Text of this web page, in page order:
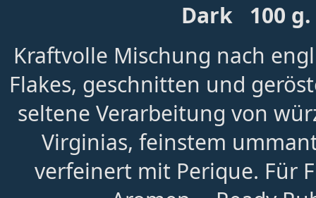
Dark 100
Kraftvolle Mischung nach
Flakes, geschnitten und
seltene Verarbeitung von
Virginias, feinstem
verfeinert mit Perique. Für